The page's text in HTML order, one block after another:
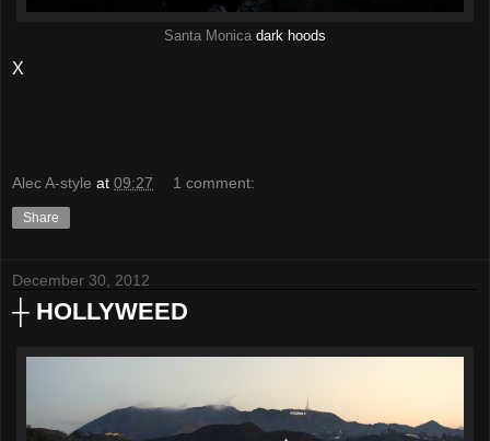
Santa Monica dark hoods
X
Alec A-style at 09:27 1 comment:
Share
December 30, 2012
┼ HOLLYWEED